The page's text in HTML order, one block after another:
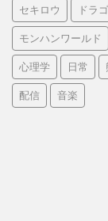
セキロウ ドラ
モンハンワールド
心理学 日常
配信 音楽